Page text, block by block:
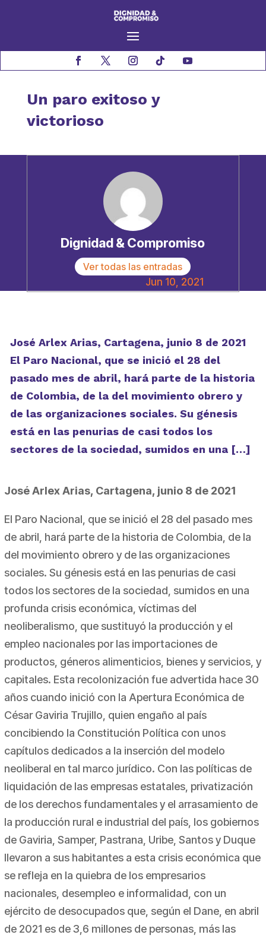
Un paro exitoso y
victorioso
Dignidad & Compromiso
Ver todas las entradas
Jun 10, 2021
José Arlex Arias, Cartagena, junio 8 de 2021
El Paro Nacional, que se inició el 28 del
pasado mes de abril, hará parte de la historia
de Colombia, de la del movimiento obrero y
de las organizaciones sociales. Su génesis
está en las penurias de casi todos los
sectores de la sociedad, sumidos en una […]
José Arlex Arias, Cartagena, junio 8 de 2021
El Paro Nacional, que se inició el 28 del pasado mes
de abril, hará parte de la historia de Colombia, de la
del movimiento obrero y de las organizaciones
sociales. Su génesis está en las penurias de casi
todos los sectores de la sociedad, sumidos en una
profunda crisis económica, víctimas del
neoliberalismo, que sustituyó la producción y el
empleo nacionales por las importaciones de
productos, géneros alimenticios, bienes y servicios, y
capitales. Esta recolonización fue advertida hace 30
años cuando inició con la Apertura Económica de
César Gaviria Trujillo, quien engaño al país
concibiendo la Constitución Política con unos
capítulos dedicados a la inserción del modelo
neoliberal en tal marco jurídico. Con las políticas de
liquidación de las empresas estatales, privatización
de los derechos fundamentales y el arrasamiento de
la producción rural e industrial del país, los gobiernos
de Gaviria, Samper, Pastrana, Uribe, Santos y Duque
llevaron a sus habitantes a esta crisis económica que
se refleja en la quiebra de los empresarios
nacionales, desempleo e informalidad, con un
ejército de desocupados que, según el Dane, en abril
de 2021 es de 3,6 millones de personas, más las